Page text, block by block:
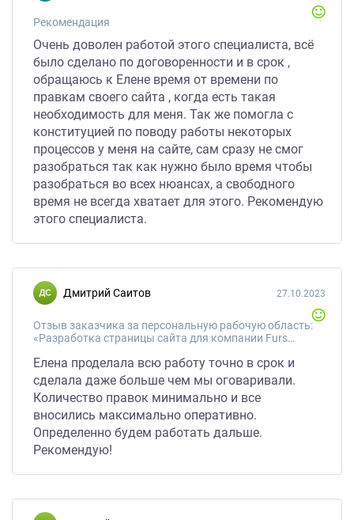
Рекомендация
Очень доволен работой этого специалиста, всё
было сделано по договоренности и в срок ,
обращаюсь к Елене время от времени по
правкам своего сайта , когда есть такая
необходимость для меня. Так же помогла с
конституцией по поводу работы некоторых
процессов у меня на сайте, сам сразу не смог
разобраться так как нужно было время чтобы
разобраться во всех нюансах, а свободного
время не всегда хватает для этого. Рекомендую
этого специалиста.
Дмитрий Саитов
Отзыв заказчика за персональную рабочую область:
«Разработка страницы сайта для компании Furshet Star для нового направления FurshetStarBox»
27.10.2023
Елена проделала всю работу точно в срок и
сделала даже больше чем мы оговаривали.
Количество правок минимально и все
вносились максимально оперативно.
Определенно будем работать дальше.
Рекомендую!